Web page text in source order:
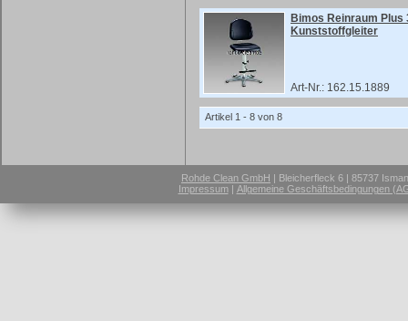
Bimos Reinraum Plus
Kunststoffgleiter
Art-Nr.: 162.15.1889
Artikel 1 - 8 von 8
Rohde Clean GmbH | Bleicherfleck 6 | 85737
Impressum| Allgemeine Geschäftsbedingungen